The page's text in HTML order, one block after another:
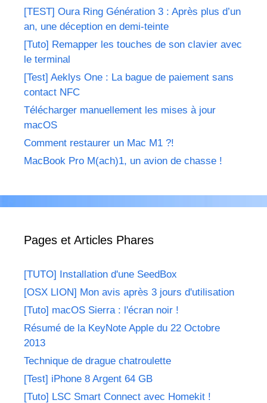
[TEST] Oura Ring Génération 3 : Après plus d’un
an, une déception en demi-teinte
[Tuto] Remapper les touches de son clavier avec
le terminal
[Test] Aeklys One : La bague de paiement sans
contact NFC
Télécharger manuellement les mises à jour
macOS
Comment restaurer un Mac M1 ?!
MacBook Pro M(ach)1, un avion de chasse !
Pages et Articles Phares
[TUTO] Installation d'une SeedBox
[OSX LION] Mon avis après 3 jours d'utilisation
[Tuto] macOS Sierra : l'écran noir !
Résumé de la KeyNote Apple du 22 Octobre
2013
Technique de drague chatroulette
[Test] iPhone 8 Argent 64 GB
[Tuto] LSC Smart Connect avec Homekit !